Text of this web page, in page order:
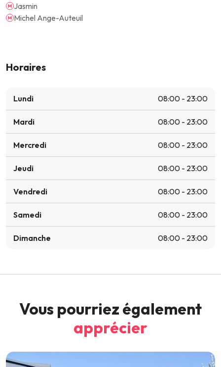
Jasmin
Michel Ange-Auteuil
Horaires
Lundi 08:00 - 23:00
Mardi 08:00 - 23:00
Mercredi 08:00 - 23:00
Jeudi 08:00 - 23:00
Vendredi 08:00 - 23:00
Samedi 08:00 - 23:00
Dimanche 08:00 - 23:00
Vous pourriez également
apprécier